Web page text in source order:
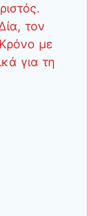
τον
με
για τη